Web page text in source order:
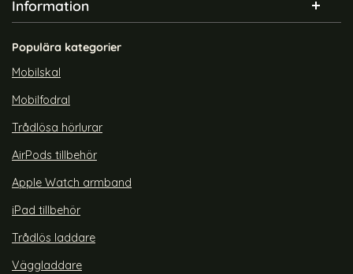
Information
Populära kategorier
Mobilskal
Mobilfodral
Trådlösa hörlurar
AirPods tillbehör
Apple Watch armband
iPad tillbehör
Trådlös laddare
Väggladdare